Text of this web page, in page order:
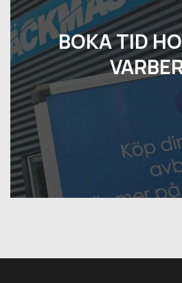
BOKA TID